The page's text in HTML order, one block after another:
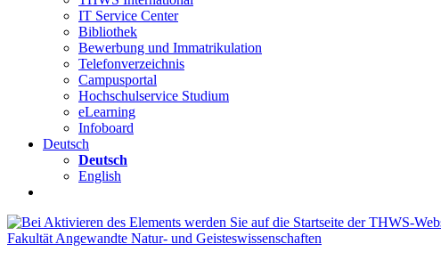
IT Service Center
Bibliothek
Bewerbung und Immatrikulation
Telefonverzeichnis
Campusportal
Hochschulservice Studium
eLearning
Infoboard
Deutsch
Deutsch
English
Fakultät Angewandte Natur- und Geisteswissenschaften